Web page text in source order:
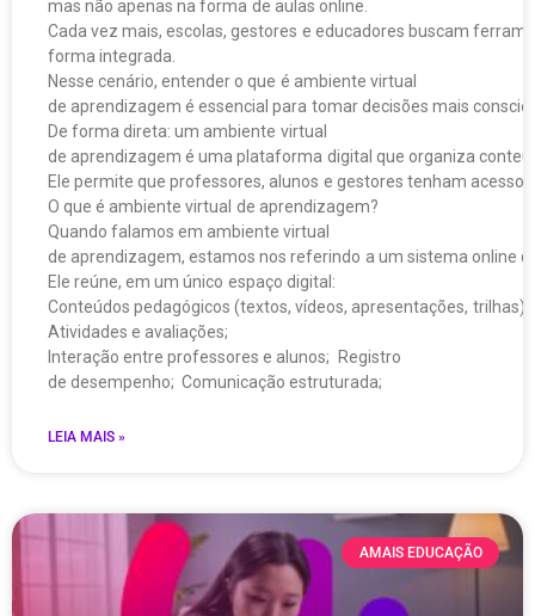
mas não apenas na forma de aulas online.
Cada vez mais, escolas, gestores e educadores buscam
forma integrada.
Nesse cenário, entender o que é ambiente virtual
de aprendizagem é essencial para tomar decisões mais
De forma direta: um ambiente virtual
de aprendizagem é uma plataforma digital que organiza
Ele permite que professores, alunos e gestores tenham
O que é ambiente virtual de aprendizagem?
Quando falamos em ambiente virtual
de aprendizagem, estamos nos referindo a um sistema online
Ele reúne, em um único espaço digital:
Conteúdos pedagógicos (textos, vídeos, apresentações, trilhas);
Atividades e avaliações;
Interação entre professores e alunos; Registro
de desempenho; Comunicação estruturada;
LEIA MAIS »
AMAIS EDUCAÇÃO